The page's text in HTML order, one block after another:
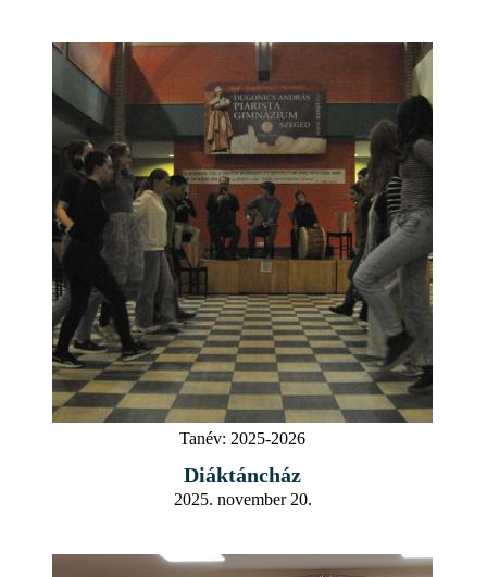
Tanév: 2025-2026
Diáktáncház
2025. november 20.